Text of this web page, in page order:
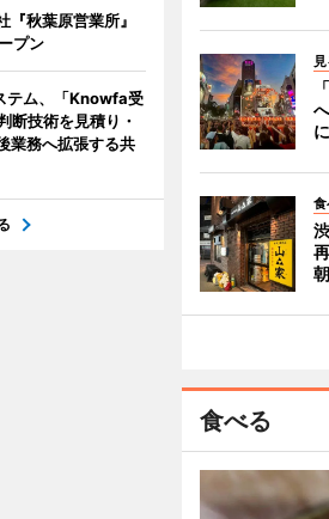
食
食べる
『秋葉原営業所』
プン
テム、「Knowfa受
断技術を見積り・
業務へ拡張する共